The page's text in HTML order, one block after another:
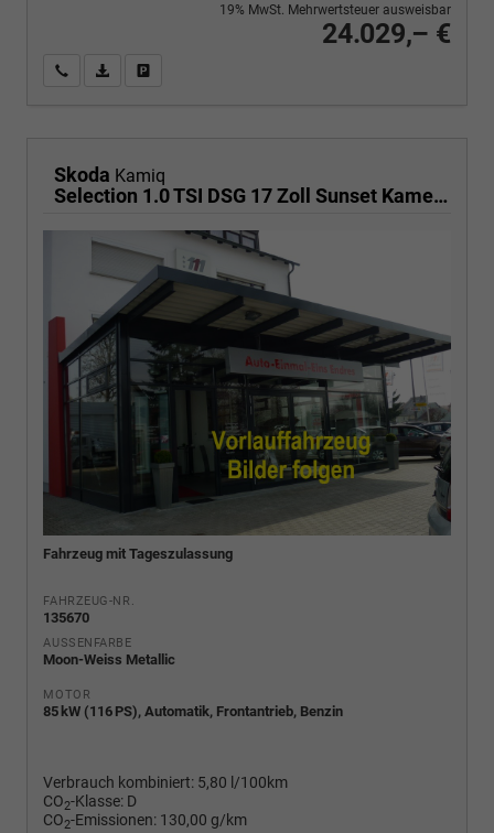
24.029,– €
19% MwSt. Mehrwertsteuer ausweisbar
Wir rufen Sie anPDF-Fahrzeugexposé drucken
Skoda Kamiq
Selection 1.0 TSI DSG 17 Zoll Sunset Kamera PDC v+h
Fahrzeug mit Tageszulassung
FAHRZEUG-NR.
135670
AUSSENFARBE
Moon-Weiss Metallic
MOTOR
85 kW (116 PS), Automatik, Frontantrieb, Benzin
Verbrauch kombiniert: 5,80 l/100km
CO2-Klasse: D
CO2-Emissionen: 130,00 g/km